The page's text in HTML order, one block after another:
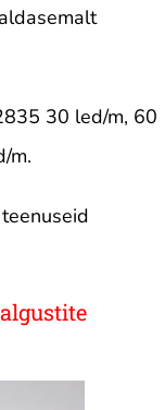
30 led/m, 60
m.